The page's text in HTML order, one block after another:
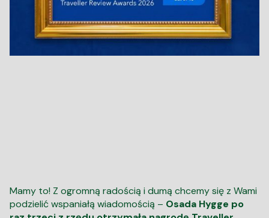
Mamy to! Z ogromną radością i dumą chcemy się z Wami
podzielić wspaniałą wiadomością – Osada Hygge po